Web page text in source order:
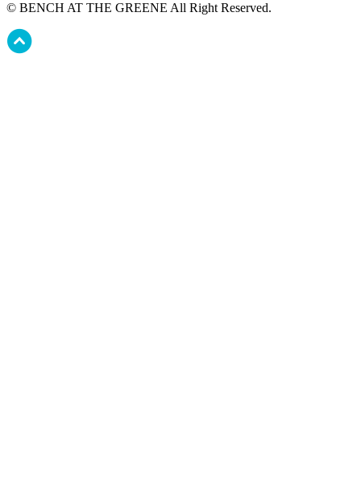
© BENCH AT THE GREENE All Right Reserved.